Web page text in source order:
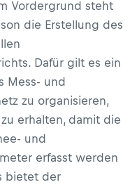
Vordergrund steht
die Erstellung des
Dafür gilt es ein
Mess- und
zu organisieren,
erhalten, damit die
und
erfasst werden
bietet der